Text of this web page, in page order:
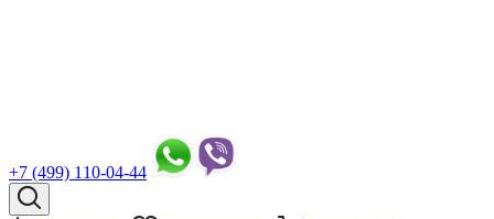
+7 (499) 110-04-44